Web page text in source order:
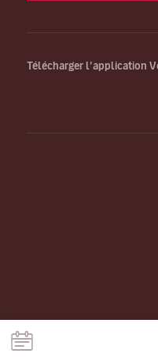
Télécharger l’application